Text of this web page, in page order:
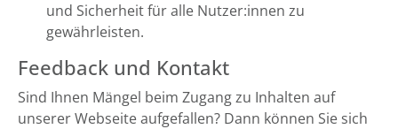
und Sicherheit für alle Nutzer:innen zu
gewährleisten.
Feedback und Kontakt
Sind Ihnen Mängel beim Zugang zu Inhalten auf
unserer Webseite aufgefallen? Dann können Sie sich